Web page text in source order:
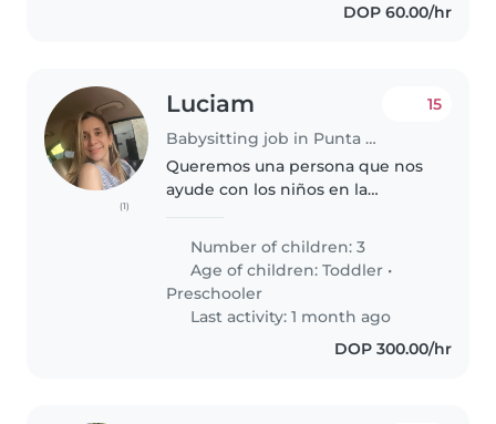
DOP 60.00/hr
(1)
Luciam
Babysitting job in Punta Cana
15
Queremos una persona que nos
ayude con los niños en la
Number of children: 3
Age of children:Toddler •
Preschooler
Last activity: 1 month ago
DOP 300.00/hr